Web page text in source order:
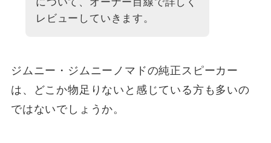
レビューしていきます。
ジムニー・ジムニーノマドの純正スピーカー
は、どこか物足りないと感じている方も多いの
ではないでしょうか。